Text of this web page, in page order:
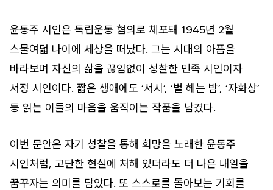
윤동주 시인은 독립운동 혐의로 체포돼 1945년 2월
스물여덟 나이에 세상을 떠났다. 그는 시대의 아픔을
바라보며 자신의 삶을 끊임없이 성찰한 민족 시인이자
서정 시인이다. 짧은 생애에도 ‘서시’, ‘별 헤는 밤’, ‘자화상’
등 읽는 이들의 마음을 움직이는 작품을 남겼다.
이번 문안은 자기 성찰을 통해 희망을 노래한 윤동주
시인처럼, 고단한 현실에 처해 있더라도 더 나은 내일을
꿈꾸자는 의미를 담았다. 또 스스로를 돌아보는 기회를